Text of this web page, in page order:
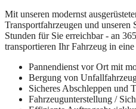
Mit unseren modernst
Transportfahrzeugen und
Stunden für Sie erreichbar - an
transportieren Ihr Fahrzeug in
Pannendienst vor Ort mit
Bergung von
Sicheres Abschleppen und
Fahrzeugunterstellung /